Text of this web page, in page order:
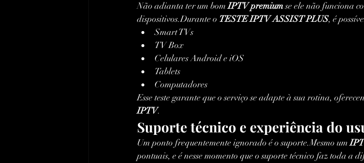
Não adianta ter um bom IPTV premium se ele não funciona
dispositivos.Durante o TESTE IPTV ASSIST PLUS, é
Smart TVs
TV Box
Celulares Android e iOS
Tablets
Computadores
Esse teste garante que o serviço se adapte à sua rotina,
IPTV.
Suporte técnico e experiência do
Um ponto frequentemente ignorado é o suporte.Mesmo um
pontuais, e é nesse momento que o suporte técnico faz toda a